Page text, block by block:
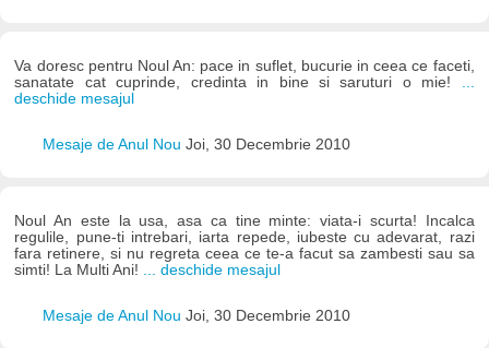
Va doresc pentru Noul An: pace in suflet, bucurie in ceea ce faceti,
sanatate cat cuprinde, credinta in bine si saruturi o mie! ...
deschide mesajul
Mesaje de Anul Nou Joi, 30 Decembrie 2010
Noul An este la usa, asa ca tine minte: viata-i scurta! Incalca
regulile, pune-ti intrebari, iarta repede, iubeste cu adevarat, razi
fara retinere, si nu regreta ceea ce te-a facut sa zambesti sau sa
simti! La Multi Ani!
... deschide mesajul
Mesaje de Anul Nou Joi, 30 Decembrie 2010